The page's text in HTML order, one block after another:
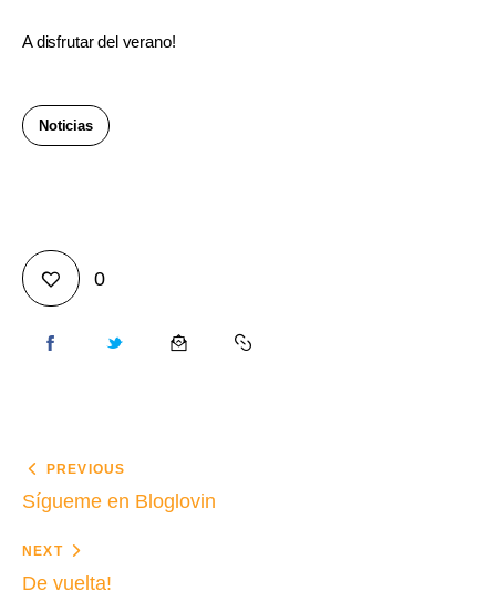
A disfrutar del verano!
Noticias
0
PREVIOUS
Sígueme en Bloglovin
NEXT
De vuelta!